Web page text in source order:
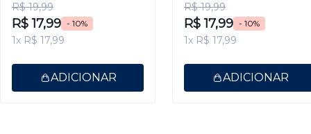
R$ 19,99
R$ 17,99 - 10%
1x R$ 17,99
ADICIONAR
R$ 19,99
R$ 17,99 - 10%
1x R$ 17,99
ADICIONAR